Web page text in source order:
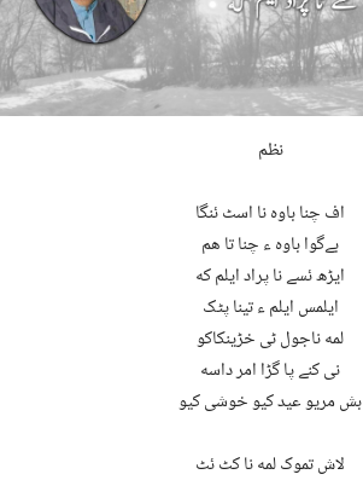
نظم
اف چنا باوه نا اسٹ ئنگا
بےگوا باوه ء چنا تا ھم
ایڑھ ئسے نا پراد ایلم که
ایلمس ایلم ء تینا پٹک
لمه ناجول ٹی خڑینکاکو
نی کنے پا گڑا امر داسه
بش مریو عید کیو خوشی کیو
لاش تموک لمه نا کٹ ئٹ